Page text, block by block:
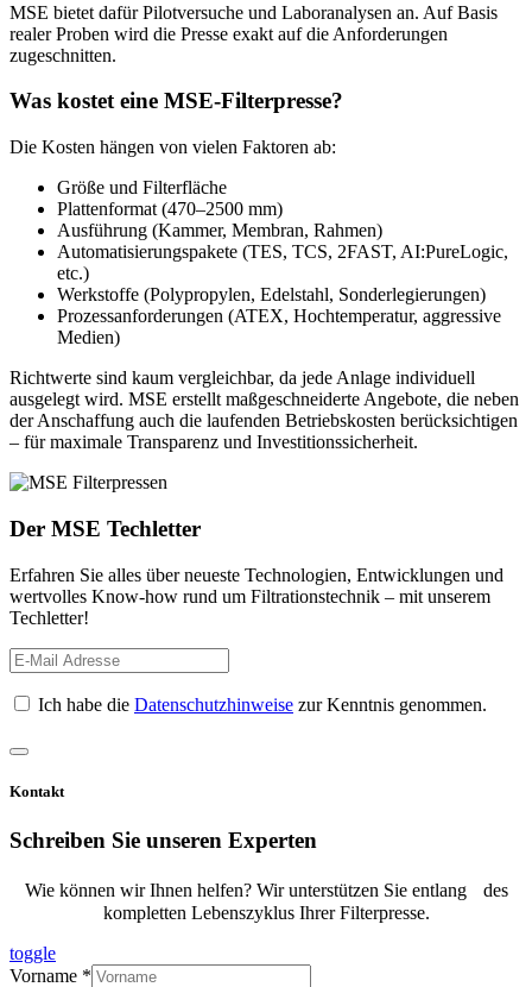
MSE bietet dafür Pilotversuche und Laboranalysen an. Auf Basis
realer Proben wird die Presse exakt auf die Anforderungen
zugeschnitten.
Was kostet eine MSE-Filterpresse?
Die Kosten hängen von vielen Faktoren ab:
Größe und Filterfläche
Plattenformat (470–2500 mm)
Ausführung (Kammer, Membran, Rahmen)
Automatisierungspakete (TES, TCS, 2FAST, AI:PureLogic,
etc.)
Werkstoffe (Polypropylen, Edelstahl, Sonderlegierungen)
Prozessanforderungen (ATEX, Hochtemperatur, aggressive
Medien)
Richtwerte sind kaum vergleichbar, da jede Anlage individuell
ausgelegt wird. MSE erstellt maßgeschneiderte Angebote, die neben
der Anschaffung auch die laufenden Betriebskosten berücksichtigen
– für maximale Transparenz und Investitionssicherheit.
Der MSE Techletter
Erfahren Sie alles über neueste Technologien, Entwicklungen und
wertvolles Know-how rund um Filtrationstechnik – mit unserem
Techletter!
Ich habe die Datenschutzhinweise zur Kenntnis genommen.
Kontakt
Schreiben Sie unseren Experten
Wie können wir Ihnen helfen? Wir unterstützen Sie entlang des
kompletten Lebenszyklus Ihrer Filterpresse.
toggle
Vorname *